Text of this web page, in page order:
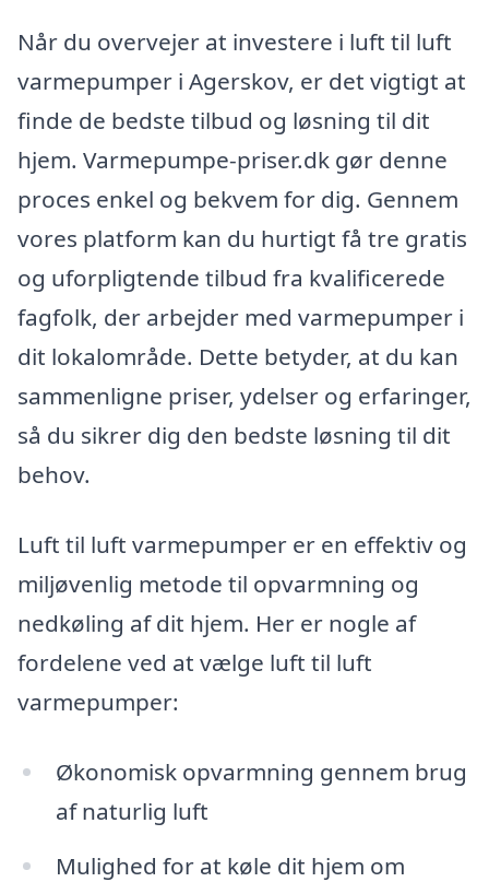
Når du overvejer at investere i luft til luft
varmepumper i Agerskov, er det vigtigt at
finde de bedste tilbud og løsning til dit
hjem. Varmepumpe-priser.dk gør denne
proces enkel og bekvem for dig. Gennem
vores platform kan du hurtigt få tre gratis
og uforpligtende tilbud fra kvalificerede
fagfolk, der arbejder med varmepumper i
dit lokalområde. Dette betyder, at du kan
sammenligne priser, ydelser og erfaringer,
så du sikrer dig den bedste løsning til dit
behov.
Luft til luft varmepumper er en effektiv og
miljøvenlig metode til opvarmning og
nedkøling af dit hjem. Her er nogle af
fordelene ved at vælge luft til luft
varmepumper:
Økonomisk opvarmning gennem brug
af naturlig luft
Mulighed for at køle dit hjem om